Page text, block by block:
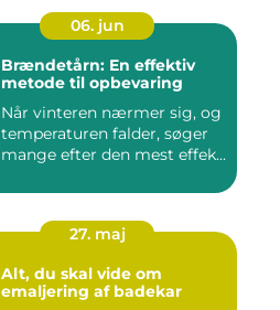
06. jun
Brændetårn: En effektiv
metode til opbevaring
Når vinteren nærmer sig, og
temperaturen falder, søger
mange efter den mest effek...
27. maj
Alt, du skal vide om
emaljering af badekar